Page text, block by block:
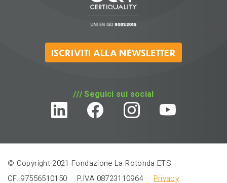
ISCRIVITI ALLA NEWSLETTER
Seguici sui social
© Copyright 2021 Fondazione La Rotonda ETS
CF. 97556510150
P.IVA 08723110964 Privacy